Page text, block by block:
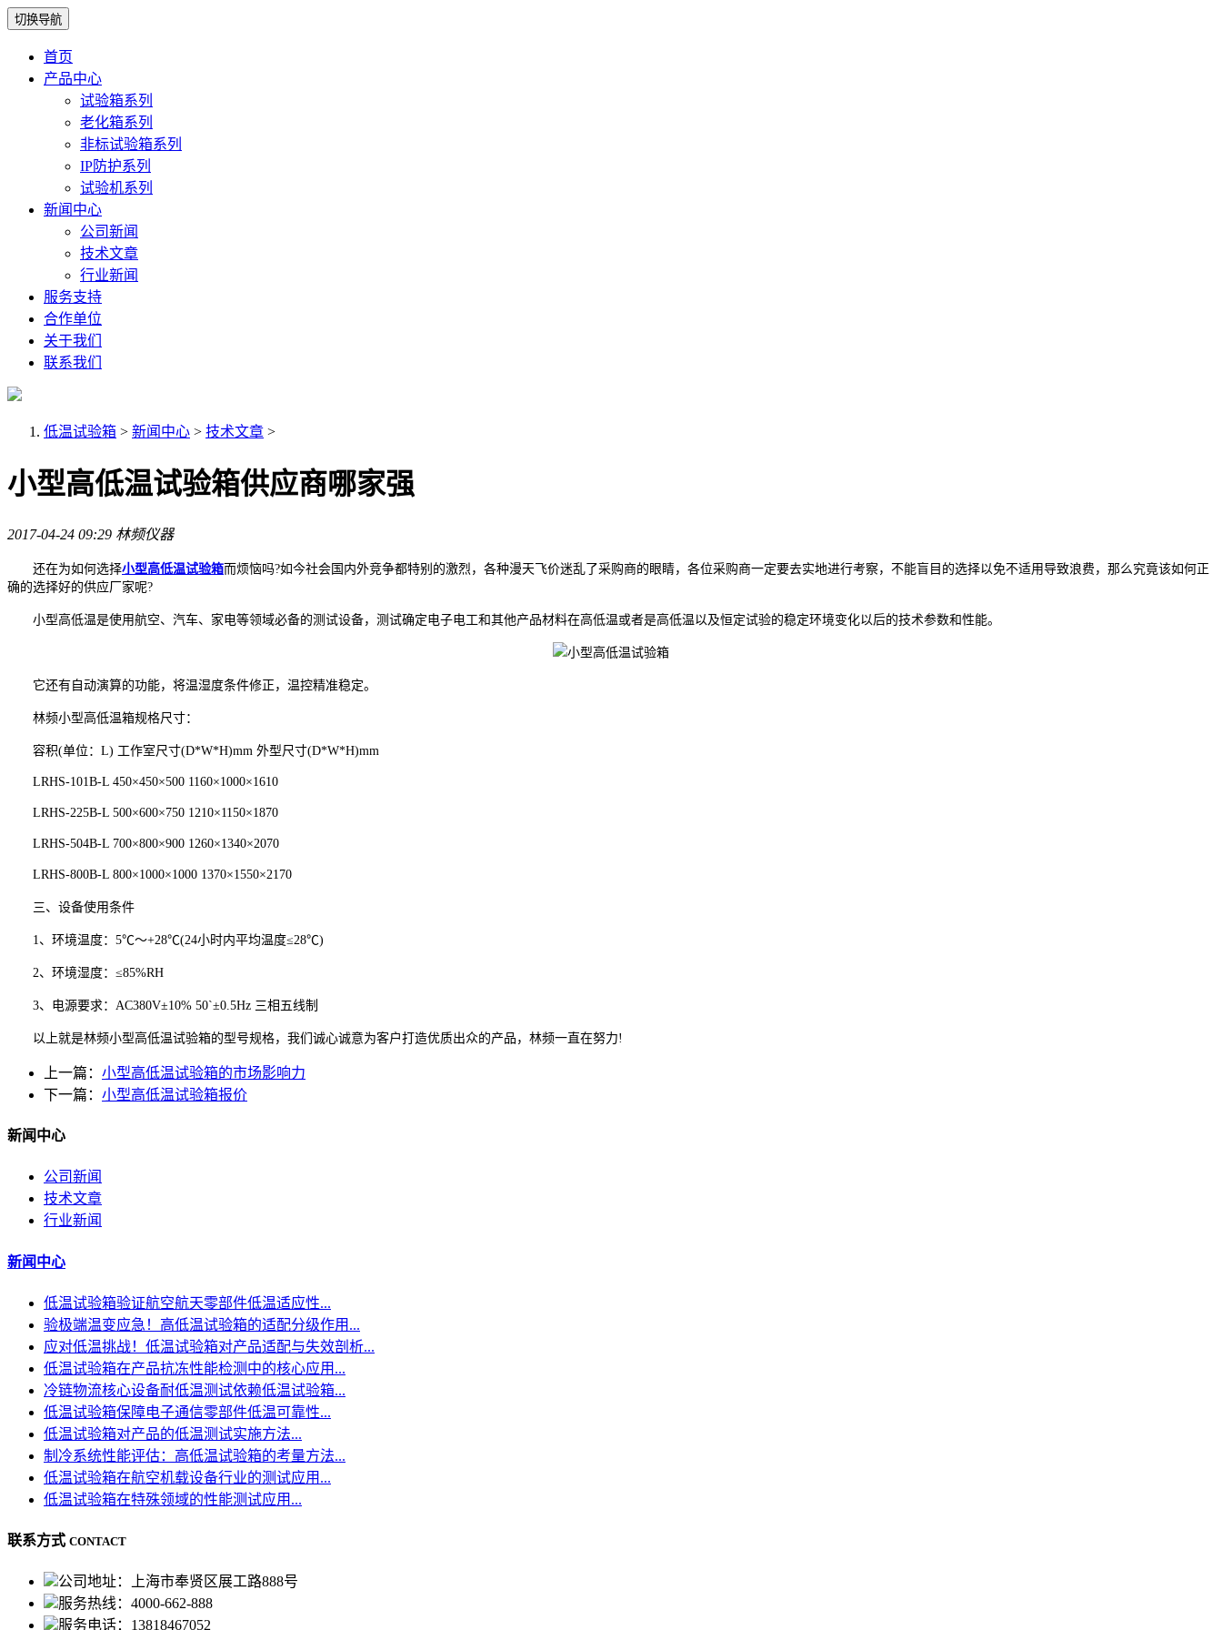
切换导航
首页
产品中心
试验箱系列
老化箱系列
非标试验箱系列
IP防护系列
试验机系列
新闻中心
公司新闻
技术文章
行业新闻
服务支持
合作单位
关于我们
联系我们
低温试验箱 > 新闻中心 > 技术文章 >
小型高低温试验箱供应商哪家强
2017-04-24 09:29 林频仪器
还在为如何选择小型高低温试验箱而烦恼吗?如今社会国内外竞争都特别的激烈，各种漫天飞价迷乱了采购商的眼睛，各位采购商一定要去实地进行考察，不能盲目的选择以免不适用导致浪费，那么究竟该如何正
确的选择好的供应厂家呢?
小型高低温是使用航空、汽车、家电等领域必备的测试设备，测试确定电子电工和其他产品材料在高低温或者是高低温以及恒定试验的稳定环境变化以后的技术参数和性能。
它还有自动演算的功能，将温湿度条件修正，温控精准稳定。
林频小型高低温箱规格尺寸：
容积(单位：L) 工作室尺寸(D*W*H)mm 外型尺寸(D*W*H)mm
LRHS-101B-L 450×450×500 1160×1000×1610
LRHS-225B-L 500×600×750 1210×1150×1870
LRHS-504B-L 700×800×900 1260×1340×2070
LRHS-800B-L 800×1000×1000 1370×1550×2170
三、设备使用条件
1、环境温度：5℃～+28℃(24小时内平均温度≤28℃)
2、环境湿度：≤85%RH
3、电源要求：AC380V±10% 50`±0.5Hz 三相五线制
以上就是林频小型高低温试验箱的型号规格，我们诚心诚意为客户打造优质出众的产品，林频一直在努力!
上一篇： 小型高低温试验箱的市场影响力
下一篇： 小型高低温试验箱报价
新闻中心
公司新闻
技术文章
行业新闻
新闻中心
低温试验箱验证航空航天零部件低温适应性...
验极端温变应急！高低温试验箱的适配分级作用...
应对低温挑战！低温试验箱对产品适配与失效剖析...
低温试验箱在产品抗冻性能检测中的核心应用...
冷链物流核心设备耐低温测试依赖低温试验箱...
低温试验箱保障电子通信零部件低温可靠性...
低温试验箱对产品的低温测试实施方法...
制冷系统性能评估：高低温试验箱的考量方法...
低温试验箱在航空机载设备行业的测试应用...
低温试验箱在特殊领域的性能测试应用...
联系方式 CONTACT
公司地址：上海市奉贤区展工路888号
服务热线：4000-662-888
服务电话：13818467052